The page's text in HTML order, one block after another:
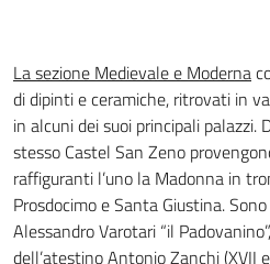
La sezione Medievale e Moderna
di dipinti e ceramiche, ritrovati in
in alcuni dei suoi principali palazzi.
stesso Castel San Zeno
raffiguranti l’uno la Madonna in
Prosdocimo e Santa Giustina.
Alessandro Varotari “il
dell’atestino Antonio Zanchi (XVII